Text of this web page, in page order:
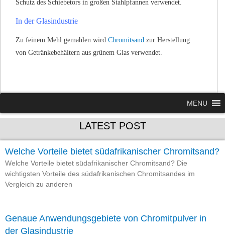
Schutz des Schiebetors in großen Stahlpfannen verwendet.
In der Glasindustrie
Zu feinem Mehl gemahlen wird Chromitsand zur Herstellung
von Getränkebehältern aus grünem Glas verwendet.
MENU
LATEST POST
Welche Vorteile bietet südafrikanischer Chromitsand?
Welche Vorteile bietet südafrikanischer Chromitsand? Die
wichtigsten Vorteile des südafrikanischen Chromitsandes im
Vergleich zu anderen
Genaue Anwendungsgebiete von Chromitpulver in
der Glasindustrie